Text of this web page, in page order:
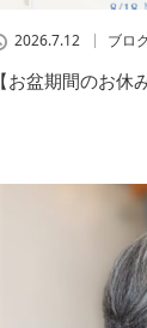
2026.7.12 ブロ
【お盆期間のお休